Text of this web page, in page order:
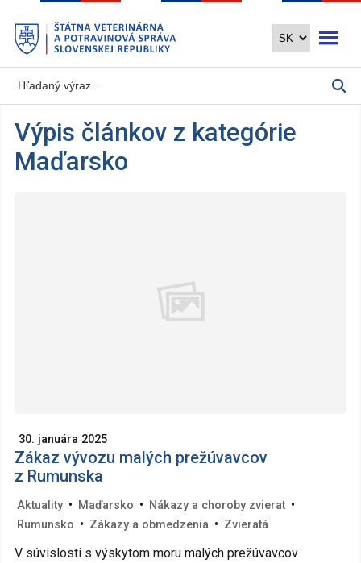
hlavný
obsah
Výpis článkov z kategórie
Maďarsko
30. januára 2025
Zákaz vývozu malých prežúvavcov
z Rumunska
Aktuality • Maďarsko • Nákazy a choroby zvierat •
Rumunsko • Zákazy a obmedzenia • Zvieratá
V súvislosti s výskytom moru malých prežúvavcov